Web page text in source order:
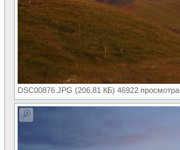
DSC00876.JPG (206.81 КБ) 46922 просмотра